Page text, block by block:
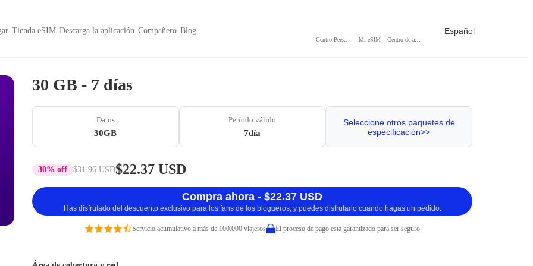
Tienda eSIM Descarga la aplicación Compañero Blog
Mi eSIM
Español
30 GB - 7 días
Datos
30GB
Período válido
7día
Seleccione otros paquetes de
especificación>>
30% off $31.96 USD$22.37 USD
Compra ahora - $22.37 USD
Has disfrutado del descuento exclusivo para los fans de los blogueros, y puedes disfrutarlo cuando hagas un pedido.
Servicio acumulativo a más de 100.000 viajeros El proceso de pago está garantizado para ser seguro